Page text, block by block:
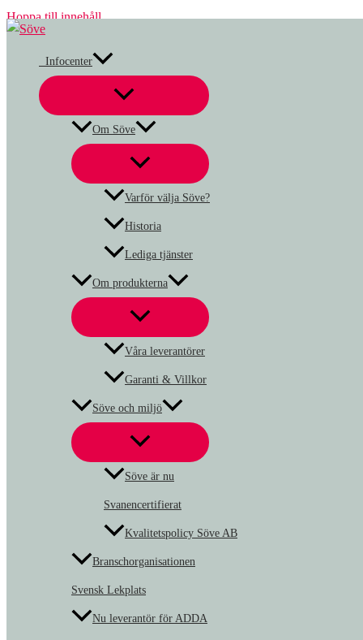
Hoppa till innehåll
Infocenter
Om Söve
Varför välja Söve?
Historia
Lediga tjänster
Om produkterna
Våra leverantörer
Garanti & Villkor
Söve och miljö
Söve är nu
Svanencertifierat
Kvalitetspolicy Söve AB
Branschorganisationen
Svensk Lekplats
Nu leverantör för ADDA